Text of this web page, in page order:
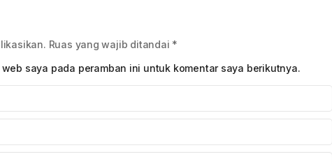
Ruas yang wajib ditandai *
saya pada peramban ini untuk komentar saya berikutnya.